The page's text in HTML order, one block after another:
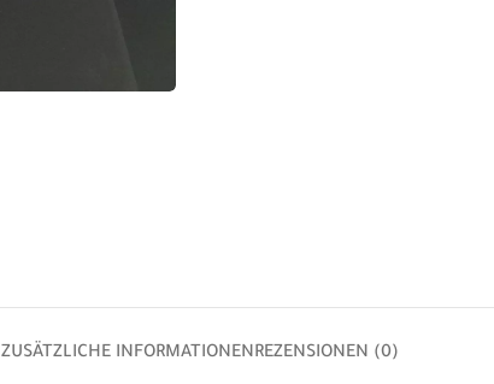
ZUSÄTZLICHE INFORMATIONENREZENSIONEN (0)